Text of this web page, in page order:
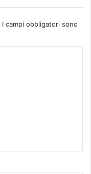
I campi obbligatori sono